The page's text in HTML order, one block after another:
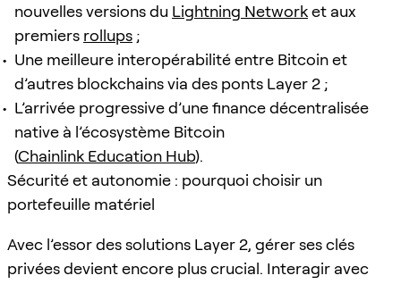
nouvelles versions du Lightning Networket aux
premiers rollups ;
Une meilleure interopérabilité entre Bitcoin et
d’autres blockchains via des ponts Layer 2 ;
L’arrivée progressive d’une finance décentralisée
native à l’écosystème Bitcoin
(Chainlink Education Hub).
Sécurité et autonomie : pourquoi choisir un
portefeuille matériel
Avec l’essor des solutions Layer 2, gérer ses clés
privées devient encore plus crucial. Interagir avec